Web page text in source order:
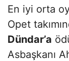
En iyi orta
Opet
Dündar’a
Asbaşkanı